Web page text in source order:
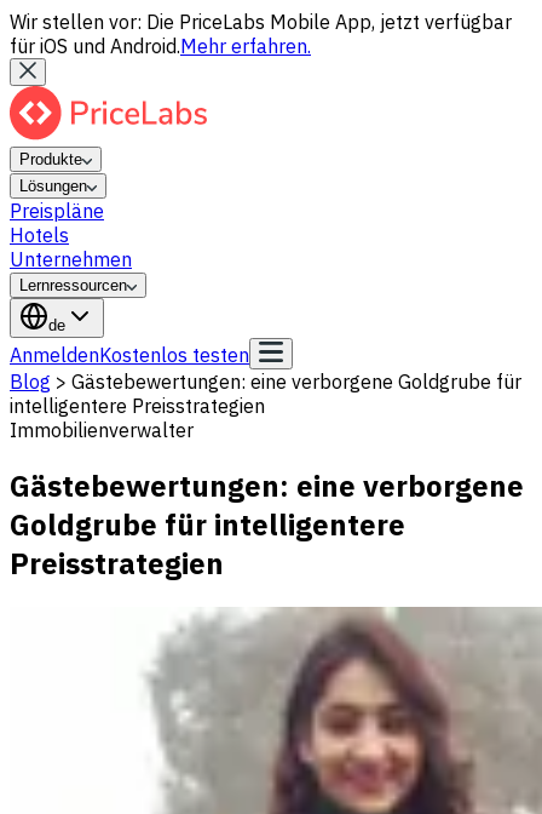
Wir stellen vor: Die PriceLabs Mobile App, jetzt verfügbar
für iOS und Android.Mehr erfahren.
Produkte
Lösungen
Preispläne
Hotels
Unternehmen
Lernressourcen
de
AnmeldenKostenlos testen
Blog > Gästebewertungen: eine verborgene Goldgrube für
intelligentere Preisstrategien
Immobilienverwalter
Gästebewertungen: eine verborgene
Goldgrube für intelligentere
Preisstrategien